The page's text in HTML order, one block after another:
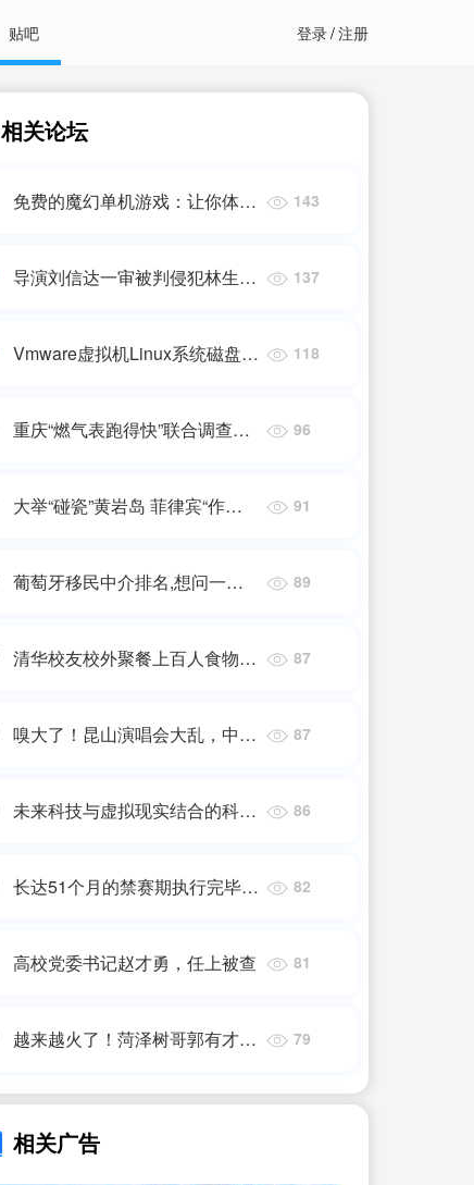
贴吧 登录/注册
相关论坛
免费的魔幻单机游戏：让你体验
143
导演刘信达一审被判侵犯林生斌
137
Vmware虚拟机Linux系统磁盘空
118
重庆“燃气表跑得快”联合调查
96
大举“碰瓷”黄岩岛 菲律宾“作
91
葡萄牙移民中介排名,想问一下
89
清华校友校外聚餐上百人食物中
87
嗅大了！昆山演唱会大乱，中途
87
未来科技与虚拟现实结合的科幻
86
长达51个月的禁赛期执行完毕，
畏
82
高校党委书记赵才勇，任上被查 81
越来越火了！菏泽树哥郭有才的
文旅
79
相关广告